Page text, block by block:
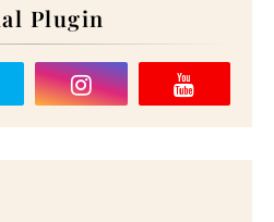
Plugin